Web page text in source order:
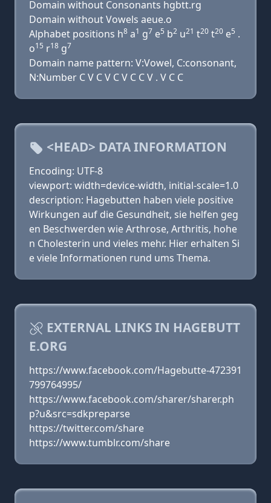
Domain without Consonants hgbtt.rg
Domain without Vowels aeue.o
Alphabet positions h8 a1 g7 e5 b2 u21 t20 t20 e5 .
o15 r18 g7
Domain name pattern: V:Vowel, C:consonant,
N:Number C V C V C V C C V . V C C
<HEAD> DATA INFORMATION
Encoding: UTF-8
viewport: width=device-width, initial-scale=1.0
description: Hagebutten haben viele positive
Wirkungen auf die Gesundheit, sie helfen geg
en Beschwerden wie Arthrose, Arthritis, hohe
n Cholesterin und vieles mehr. Hier erhalten Si
e viele Informationen rund ums Thema.
EXTERNAL LINKS IN HAGEBUTT
E.ORG
https://www.facebook.com/Hagebutte-472391
799764995/
https://www.facebook.com/sharer/sharer.ph
p?u&src=sdkpreparse
https://twitter.com/share
https://www.tumblr.com/share